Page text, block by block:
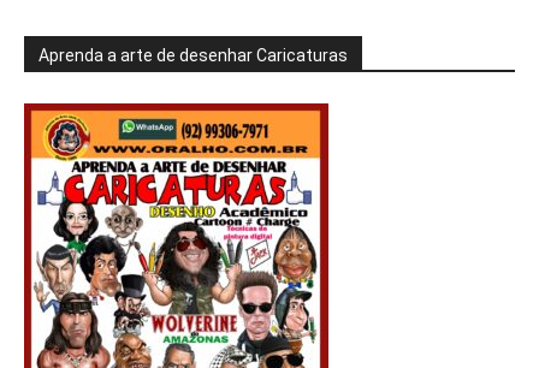
Aprenda a arte de desenhar Caricaturas